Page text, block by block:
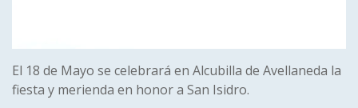
El 18 de Mayo se celebrará en Alcubilla de Avellaneda la
fiesta y merienda en honor a San Isidro.